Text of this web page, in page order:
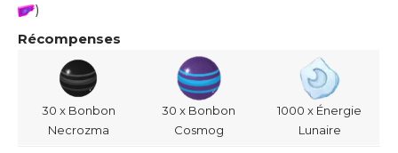
)
Récompenses
30 x Bonbon
Necrozma
30 x Bonbon
Cosmog
1000 x Énergie
Lunaire